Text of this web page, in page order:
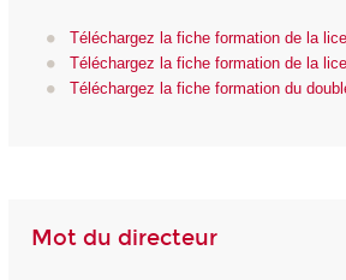
Téléchargez la fiche formation de la
Téléchargez la fiche formation de la
Téléchargez la fiche formation du
Mot du directeur